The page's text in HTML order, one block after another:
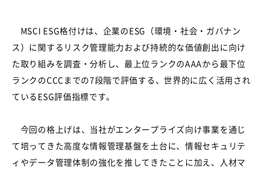
MSCI ESG格付けは、企業のESG（環境・社会・ガバナン
ス）に関するリスク管理能力および持続的な価値創出に向け
た取り組みを調査・分析し、最上位ランクのAAAから最下位
ランクのCCCまでの7段階で評価する、世界的に広く活用され
ているESG評価指標です。
今回の格上げは、当社がエンタープライズ向け事業を通じ
て培ってきた高度な情報管理基盤を土台に、情報セキュリテ
ィやデータ管理体制の強化を推してきたことに加え、人材マ